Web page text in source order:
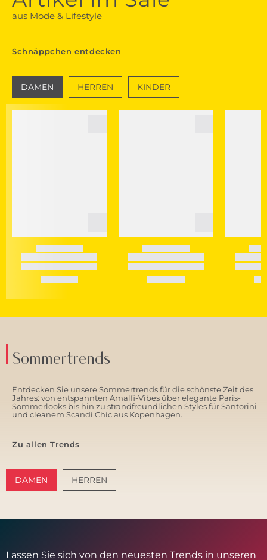
aus Mode & Lifestyle
Schnäppchen entdecken
DAMEN HERREN KINDER
Sommertrends
Entdecken Sie unsere Sommertrends für die schönste Zeit des
Jahres: von entspannten Amalfi-Vibes über elegante Paris-
Sommerlooks bis hin zu strandfreundlichen Styles für Santorini
und cleanem Scandi Chic aus Kopenhagen.
Zu allen Trends
DAMEN HERREN
Lassen Sie sich von den neuesten Trends in unseren